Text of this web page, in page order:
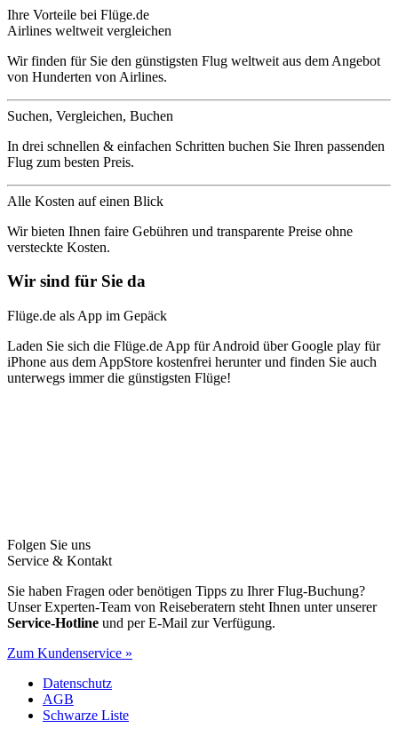
Ihre Vorteile bei Flüge.de
Airlines weltweit vergleichen
Wir finden für Sie den günstigsten Flug weltweit aus dem Angebot
von Hunderten von Airlines.
Suchen, Vergleichen, Buchen
In drei schnellen & einfachen Schritten buchen Sie Ihren passenden
Flug zum besten Preis.
Alle Kosten auf einen Blick
Wir bieten Ihnen faire Gebühren und transparente Preise ohne
versteckte Kosten.
Wir sind für Sie da
Flüge.de als App im Gepäck
Laden Sie sich die Flüge.de App für Android über Google play für
iPhone aus dem AppStore kostenfrei herunter und finden Sie auch
unterwegs immer die günstigsten Flüge!
Folgen Sie uns
Service & Kontakt
Sie haben Fragen oder benötigen Tipps zu Ihrer Flug-Buchung?
Unser Experten-Team von Reiseberatern steht Ihnen unter unserer
Service-Hotline und per E-Mail zur Verfügung.
Zum Kundenservice »
Datenschutz
AGB
Schwarze Liste